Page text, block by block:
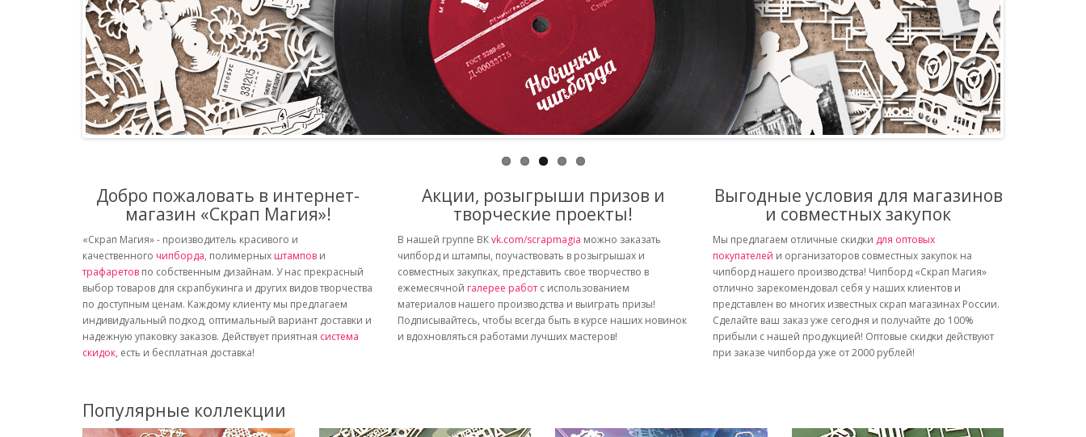
Добро пожаловать в интернет-
магазин «Скрап Магия»!
«Скрап Магия» - производитель красивого и
качественного чипборда, полимерных штампов и
трафаретов по собственным дизайнам. У нас прекрасный
выбор товаров для скрапбукинга и других видов творчества
по доступным ценам. Каждому клиенту мы предлагаем
индивидуальный подход, оптимальный вариант доставки и
надежную упаковку заказов. Действует приятная система
скидок, есть и бесплатная доставка!
Акции, розыгрыши призов и
творческие проекты!
В нашей группе ВКvk.com/scrapmagia можно заказать
чипборд и штампы, поучаствовать в розыгрышах и
совместных закупках, представить свое творчество в
ежемесячной галерее работ с использованием
материалов нашего производства и выиграть призы!
Подписывайтесь, чтобы всегда быть в курсе наших новинок
и вдохновляться работами лучших мастеров!
Выгодные условия для магазинов
и совместных закупок
Мы предлагаем отличные скидки для оптовых
покупателей и организаторов совместных закупок на
чипборд нашего производства! Чипборд «Скрап Магия»
отлично зарекомендовал себя у наших клиентов и
представлен во многих известных скрап магазинах России.
Сделайте ваш заказ уже сегодня и получайте до 100%
прибыли с нашей продукцией! Оптовые скидки действуют
при заказе чипборда уже от 2000 рублей!
Популярные коллекции